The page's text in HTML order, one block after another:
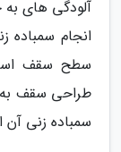
آلودگی های به
انجام سمباده
سطح سقف
طراحی سقف به
سمباده زنی آن